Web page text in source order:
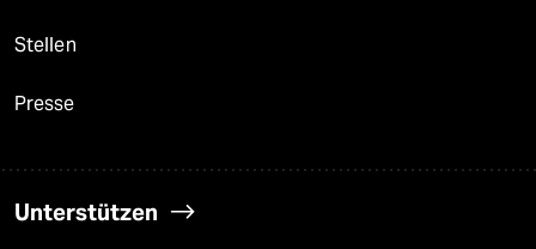
Stellen
Presse
Unterstützen